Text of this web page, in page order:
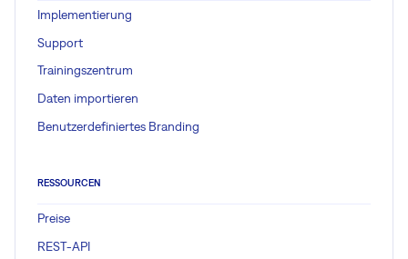
Implementierung
Support
Trainingszentrum
Daten importieren
Benutzerdefiniertes Branding
RESSOURCEN
Preise
REST-API